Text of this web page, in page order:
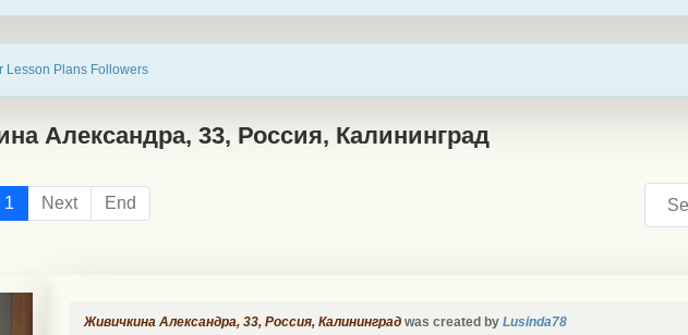
Lesson Plans Followers
Александра, 33, Россия, Калининград
1 Next End
Живичкина Александра, 33, Россия, Калининградwas created by Lusinda78